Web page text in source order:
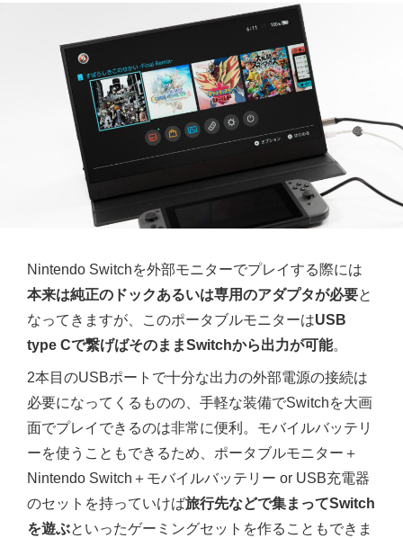
Nintendo Switchを外部モニターでプレイする際には
本来は純正のドックあるいは専用のアダプタが必要と
なってきますが、このポータブルモニターはUSB
type Cで繋げばそのままSwitchから出力が可能。
2本目のUSBポートで十分な出力の外部電源の接続は
必要になってくるものの、手軽な装備でSwitchを大画
面でプレイできるのは非常に便利。モバイルバッテリ
ーを使うこともできるため、ポータブルモニター＋
Nintendo Switch＋モバイルバッテリー or USB充電器
のセットを持っていけば旅行先などで集まってSwitch
を遊ぶといったゲーミングセットを作ることもできま